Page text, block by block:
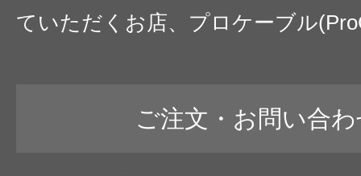
ていただくお店、プロケーブル
ご注文・お問い合